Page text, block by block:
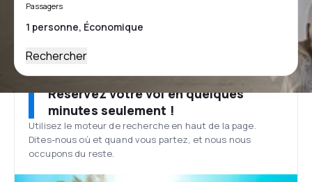
Passagers
Rechercher
Réservez votre vol en quelques
minutes seulement !
Utilisez le moteur de recherche en haut de la page.
Dites-nous où et quand vous partez, et nous nous
occupons du reste.